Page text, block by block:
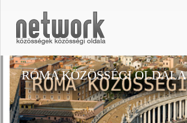
RÓMA KÖZÖSSÉGI OLDALA